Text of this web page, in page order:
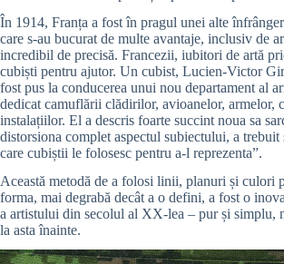
În 1914, Franța a fost în pragul unei alte
care s-au bucurat de multe avantaje, inclusiv de
incredibil de precisă. Francezii, iubitori de artă
cubiști pentru ajutor. Un cubist, Lucien-Victor
fost pus la conducerea unui nou departament al
dedicat camuflării clădirilor, avioanelor, armelor,
instalațiilor. El a descris foarte succint noua sa
distorsiona complet aspectul subiectului, a trebuit
care cubiștii le folosesc pentru a-l reprezenta”.
Această metodă de a folosi linii, planuri și culori
forma, mai degrabă decât a o defini, a fost o
a artistului din secolul al XX-lea – pur și simplu,
la asta înainte.